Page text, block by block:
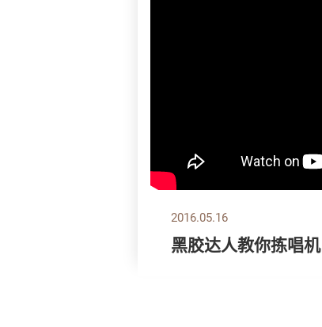
2016.05.16
黑胶达人教你拣唱机